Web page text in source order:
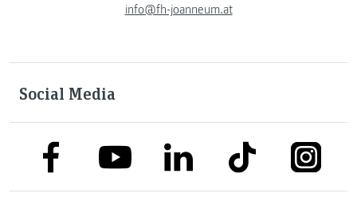
info@fh-joanneum.at
Social Media
link to facebooklink to youtubelink to linkedinlink to tiktok link to